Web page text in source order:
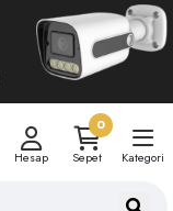
Hesap
0
Sepet
Kategori